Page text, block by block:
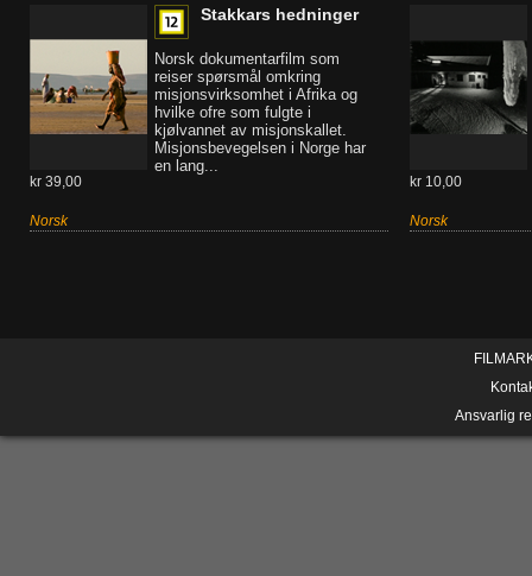
Stakkars hedninger
Norsk dokumentarfilm som
reiser spørsmål omkring
misjonsvirksomhet i Afrika og
hvilke ofre som fulgte i
kjølvannet av misjonskallet.
Misjonsbevegelsen i Norge har
en lang...
kr 39,00
Norsk
kr 10,00
Norsk
Ansvarlig